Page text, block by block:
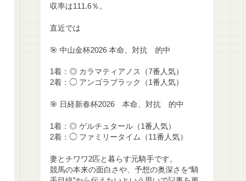
収率は111.6％。
直近では
🎯 中山金杯2026 本命、対抗 的中
1着：◎ カラマティアノス（7番人気）
2着：◯ アンゴラブラック（1番人気）
🎯 日経新春杯2026 本命、対抗 的中
1着：◎ ゲルチュタール（1番人気）
2着：◯ ファミリータイム（11番人気）
妻とチワワ2匹と暮らす元騎手です。
競馬の本来の面白さや、予想の奥深さを“騎